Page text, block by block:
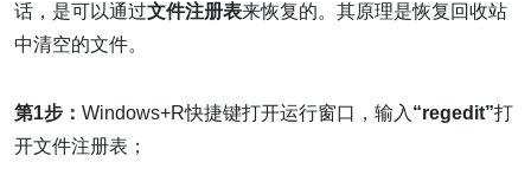
话，是可以通过文件注册表来恢复的。其原理是恢复回收站
中清空的文件。
第1步： Windows+R快捷键打开运行窗口，输入“regedit”打
开文件注册表；